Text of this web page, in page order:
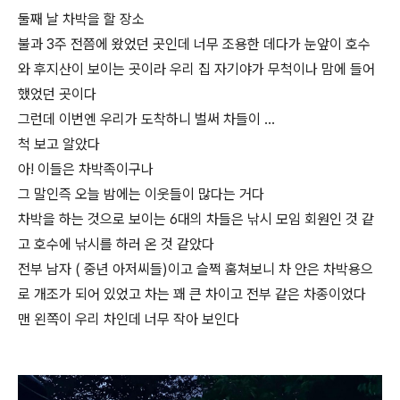
둘째 날 차박을 할 장소
불과 3주 전쯤에 왔었던 곳인데 너무 조용한 데다가 눈앞이 호수
와 후지산이 보이는 곳이라 우리 집 자기야가 무척이나 맘에 들어
했었던 곳이다
그런데 이번엔 우리가 도착하니 벌써 차들이 …
척 보고 알았다
아! 이들은 차박족이구나
그 말인즉 오늘 밤에는 이웃들이 많다는 거다
차박을 하는 것으로 보이는 6대의 차들은 낚시 모임 회원인 것 같
고 호수에 낚시를 하러 온 것 같았다
전부 남자 ( 중년 아저씨들)이고 슬쩍 훔쳐보니 차 안은 차박용으
로 개조가 되어 있었고 차는 꽤 큰 차이고 전부 같은 차종이었다
맨 왼쪽이 우리 차인데 너무 작아 보인다